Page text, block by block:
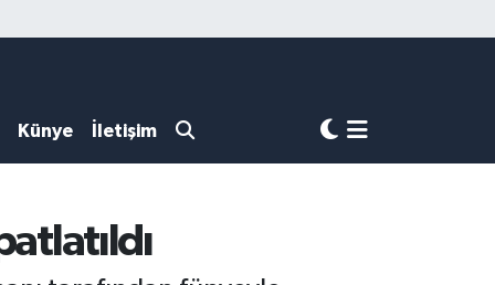
Künye İletişim